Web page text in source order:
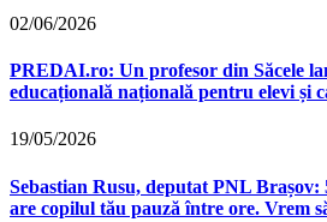
02/06/2026
PREDAI.ro: Un profesor din Săcele
educațională națională pentru elevi și
19/05/2026
Sebastian Rusu, deputat PNL
are copilul tău pauză între ore. Vrem